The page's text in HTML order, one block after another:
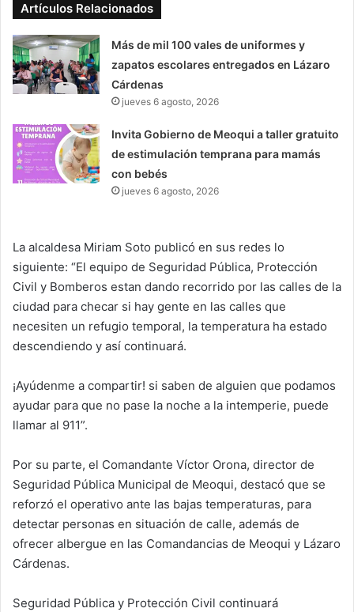
Artículos Relacionados
Más de mil 100 vales de uniformes y
zapatos escolares entregados en Lázaro
Cárdenas
jueves 6 agosto, 2026
Invita Gobierno de Meoqui a taller gratuito
de estimulación temprana para mamás
con bebés
jueves 6 agosto, 2026
La alcaldesa Miriam Soto publicó en sus redes lo
siguiente: “El equipo de Seguridad Pública, Protección
Civil y Bomberos estan dando recorrido por las calles de la
ciudad para checar si hay gente en las calles que
necesiten un refugio temporal, la temperatura ha estado
descendiendo y así continuará.
¡Ayúdenme a compartir! si saben de alguien que podamos
ayudar para que no pase la noche a la intemperie, puede
llamar al 911”.
Por su parte, el Comandante Víctor Orona, director de
Seguridad Pública Municipal de Meoqui, destacó que se
reforzó el operativo ante las bajas temperaturas, para
detectar personas en situación de calle, además de
ofrecer albergue en las Comandancias de Meoqui y Lázaro
Cárdenas.
Seguridad Pública y Protección Civil continuará